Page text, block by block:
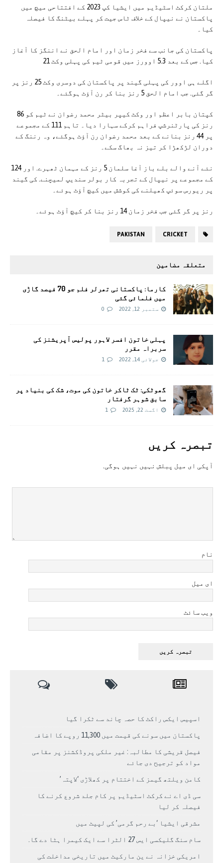
ملتان کرکٹ اسٹیڈیم میں ایشیا کپ 2023 کے افتتاحی میچ میں
پاکستان نے نیپال کے خلاف ٹاس جیت کر پہلے بیٹنگ کا فیصلہ
کیا۔
پاکستان کی جانب سے فخر زمان اور امام الحق نے اننگز کا آغاز
کیا. جس کے بعد 5.3 اوورز میں قومی ٹیم کی پہلی وکٹ 21
اگلے ہی اوور کی پہلی گیند پر پاکستان کی دوسری وکٹ 25 رنز پر
گر گئی. جب امام الحق 5 رنز بنا کر رن آؤٹ ہوگئے۔
کپتان بابر اعظم اور وکٹ کیپر بیٹر محمد رضوان نے ٹیم کو 86
رنز کی پارٹنرشپ فراہم کرکے سہارا دیا۔ تاہم 111 کے مجموعے
پر 44 رنز بنانے کے بعد محمد رضوان رن آؤٹ ہوگئے، وہ رننگ کے
دوران لڑکھڑا کر تیز نہ بھاگ سکے۔
نئے آنے والے بلے باز آغا سلمان 5 رنز کے مہمان ٹھہرے. اور 124
کے مجموعے پر نیپال کے تجربہ کار بولر سندیپ لمیچنے. کی گیند
پر ریورس سوئپ کھیلنے کی کوشش میں کیچ آؤٹ ہوئے۔
رنز پر گر گئی جب فخر زمان 14 رنز بنا کر کیچ آؤٹ ہوئے۔
CRICKET
PAKISTAN
متعلقہ مضامین
کارما: پاکستانی تھرلر فلم جو 70 فیصد گاڑی
میں فلمائی گئی
ستمبر 12, 2022 0
پہلی خاتون افسر لاہور پولیس آپریشنز کی
سربراہ مقرر
جولائی 14, 2022 1
گھوٹکی: ٹک ٹاکر خاتون کی موت، شک کی بنیاد پر
سابق شوہر گرفتار
اگست 22, 2025 1
تبصرہ کريں
آپکی ای ميل پبلش نہيں نہيں ہوگی.
نام
ای میل
ویب سائٹ
اسپیس ایکس راکٹ کا حصہ چاند سے ٹکرا گیا
پاکستان میں سونے کی قیمت میں 11,300 روپے کا اضافہ
فیصل قریشی کا مطالبہ: غیر ملکی پروڈکشنز پر مقامی
مواد کو ترجیح دی جائے
کامن ویلتھ گیمز کے اختتام پر کھلاڑی ‘لاپتہ’
سی ڈی اے نے کرکٹ اسٹیڈیم پر کام جلد شروع کرنے کا
فیصلہ کر لیا
مشرقی ایشیا ‘بے رحم گرمی’ کی لپیٹ میں
سام سنگ گلیکسی ایس 27 الٹرا سے ایک کیمرا ہٹا دے گا.
امریکی خزانہ نے ین مارکیٹ میں تاریخی مداخلت کی